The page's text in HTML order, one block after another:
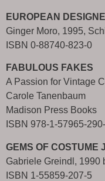
EUROPEAN
Ginger Moro, 1995,
ISBN 0-88740-823-0
FABULOUS FAKES
A Passion for Vintage
Carole Tanenbaum
Madison Press Books
ISBN 978-1-57965-
GEMS OF COSTUME
Gabriele Greindl, 1990
ISBN 1-55859-207-5